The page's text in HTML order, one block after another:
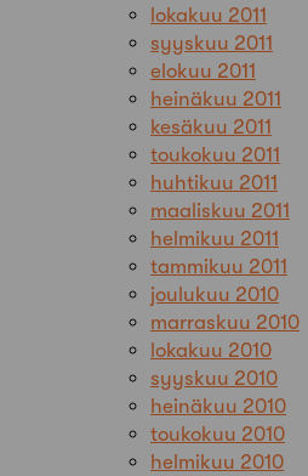
lokakuu 2011
syyskuu 2011
elokuu 2011
heinäkuu 2011
kesäkuu 2011
toukokuu 2011
huhtikuu 2011
maaliskuu 2011
helmikuu 2011
tammikuu 2011
joulukuu 2010
marraskuu 2010
lokakuu 2010
syyskuu 2010
heinäkuu 2010
toukokuu 2010
helmikuu 2010